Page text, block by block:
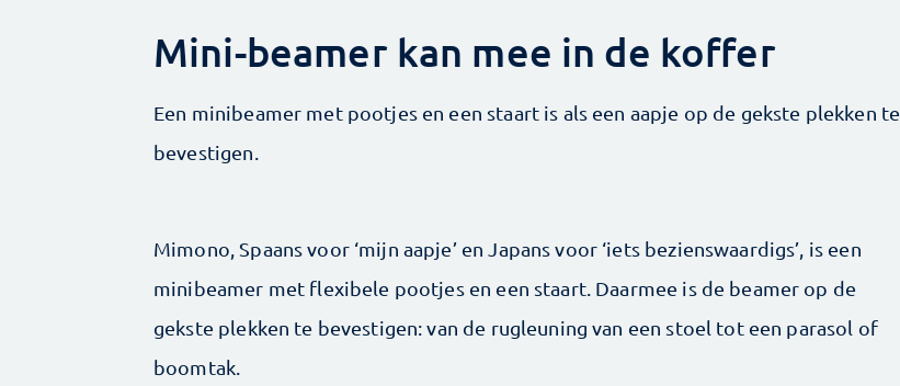
Mini-beamer kan mee in de koffer
Een minibeamer met ­pootjes en een staart is als een aapje op de gekste plekken te
bevestigen.
Mimono, Spaans voor ‘mijn aapje’ en Japans voor ‘iets bezienswaardigs’, is een
minibeamer met flexibele pootjes en een staart. Daarmee is de beamer op de
gekste plekken te bevestigen: van de rugleuning van een stoel tot een parasol of
boomtak.